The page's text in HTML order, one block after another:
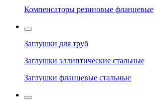
Компенсаторы резиновые фланцевые
Заглушки для труб
Заглушки эллиптические стальные
Заглушки фланцевые стальные